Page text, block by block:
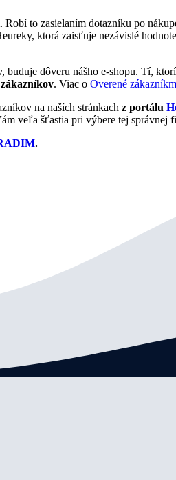
. Robí to zasielaním dotazníku po
ktorá zaisťuje nezávislé
buduje dôveru nášho e‑shopu. Tí,
. Viac o Overené
na naších stránkach z portálu
veľa šťastia pri výbere tej správnej
.